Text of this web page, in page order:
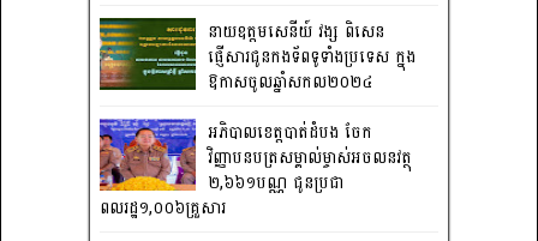
នាយឧត្តមសេនីយ៍ វង្ស ពិសេន
ផ្ញើសារជូនកងទ័ពទូទាំងប្រទេស ក្នុង
ឱកាសចូលឆ្នាំសកល២០២៤
អភិបាលខេត្តបាត់ដំបង ចែក
វិញ្ញាបនបត្រសម្គាល់ម្ចាស់អចលនវត្ថុ
២,៦៦១បណ្ណ ជូនប្រជា
ពលរដ្ឋ១,០០៦គ្រួសារ